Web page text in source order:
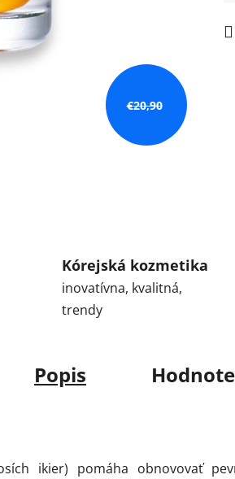
€20,90
Kórejská kozmetika
inovatívna, kvalitná,
trendy
Popis
ikier) pomáha obnovovať